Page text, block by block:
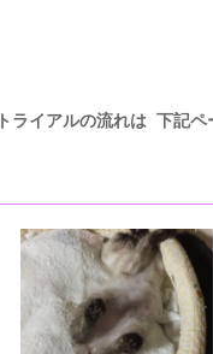
トライアルの流れは 下記ペ